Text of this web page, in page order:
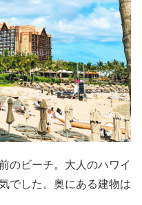
のビーチ。大人のハワイ
でした。奥にある建物は